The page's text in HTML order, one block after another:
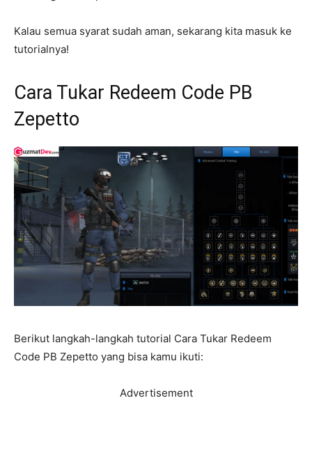
Kalau semua syarat sudah aman, sekarang kita masuk ke
tutorialnya!
Cara Tukar Redeem Code PB
Zepetto
Berikut langkah-langkah tutorial Cara Tukar Redeem
Code PB Zepetto yang bisa kamu ikuti:
Advertisement